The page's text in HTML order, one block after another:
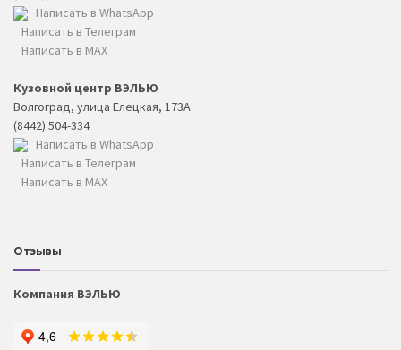
Написать в WhatsApp
Написать в Телеграм
Написать в MAX
Кузовной центр ВЭЛЬЮ
Волгоград, улица Елецкая, 173А
(8442) 504-334
Написать в WhatsApp
Написать в Телеграм
Написать в MAX
Отзывы
Компания ВЭЛЬЮ